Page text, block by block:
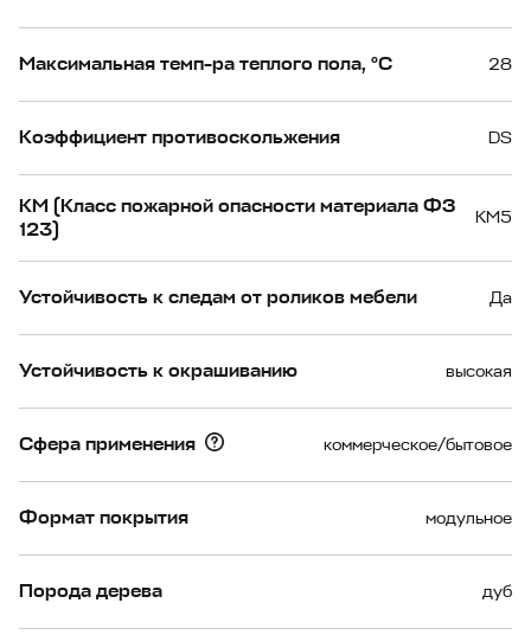
Максимальная темп-ра теплого пола, °С 28
Коэффициент противоскольжения DS
КМ (Класс пожарной опасности материала ФЗ
123)
КМ5
Устойчивость к следам от роликов мебели Да
Устойчивость к окрашиванию высокая
Сфера применения коммерческое/бытовое
Формат покрытия модульное
Порода дерева дуб